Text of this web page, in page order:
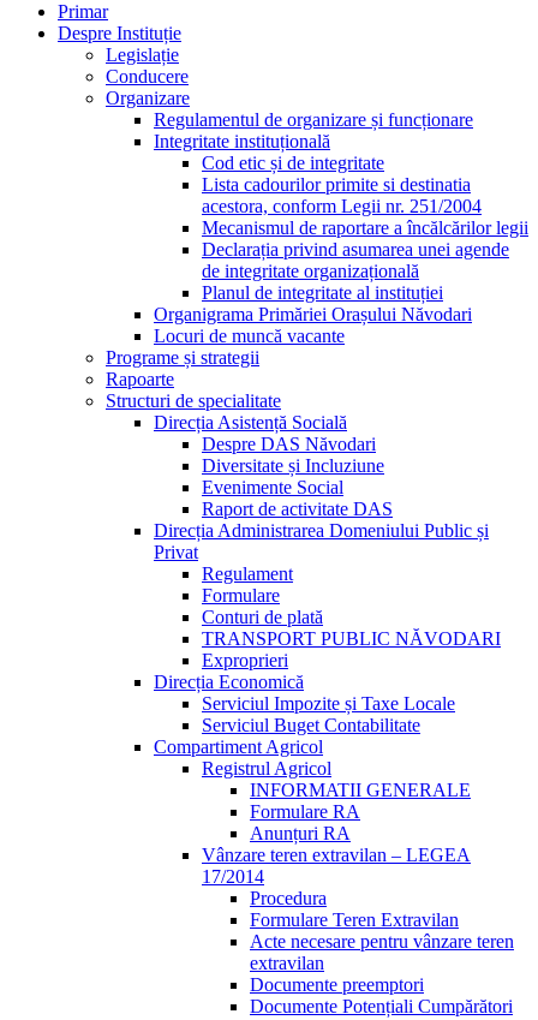
Primar
Despre Instituție
Legislație
Conducere
Organizare
Regulamentul de organizare și funcționare
Integritate instituțională
Cod etic și de integritate
Lista cadourilor primite si destinatia
acestora, conform Legii nr. 251/2004
Mecanismul de raportare a încălcărilor legii
Declarația privind asumarea unei agende
de integritate organizațională
Planul de integritate al instituției
Organigrama Primăriei Orașului Năvodari
Locuri de muncă vacante
Programe și strategii
Rapoarte
Structuri de specialitate
Direcția Asistență Socială
Despre DAS Năvodari
Diversitate și Incluziune
Evenimente Social
Raport de activitate DAS
Direcția Administrarea Domeniului Public și
Privat
Regulament
Formulare
Conturi de plată
TRANSPORT PUBLIC NĂVODARI
Exproprieri
Direcția Economică
Serviciul Impozite și Taxe Locale
Serviciul Buget Contabilitate
Compartiment Agricol
Registrul Agricol
INFORMATII GENERALE
Formulare RA
Anunțuri RA
Vânzare teren extravilan – LEGEA
17/2014
Procedura
Formulare Teren Extravilan
Acte necesare pentru vânzare teren
extravilan
Documente preemptori
Documente Potențiali Cumpărători